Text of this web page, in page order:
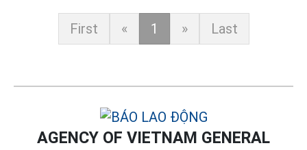
First « 1 » Last
AGENCY OF VIETNAM GENERAL